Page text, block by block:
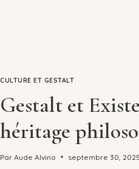
CULTURE ET GESTALT
Gestalt et
héritage
Par Aude Alvino septembre 30, 2025